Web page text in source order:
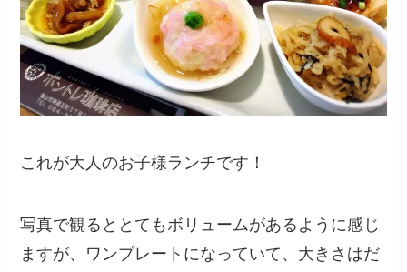
これが大人のお子様ランチです！
写真で観るととてもボリュームがあるように感じ
ますが、ワンプレートになっていて、大きさはだ